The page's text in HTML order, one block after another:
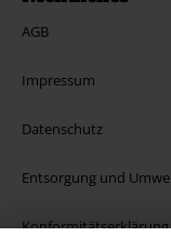
AGB
Impressum
Datenschutz
Entsorgung und
Konformitätserklärung